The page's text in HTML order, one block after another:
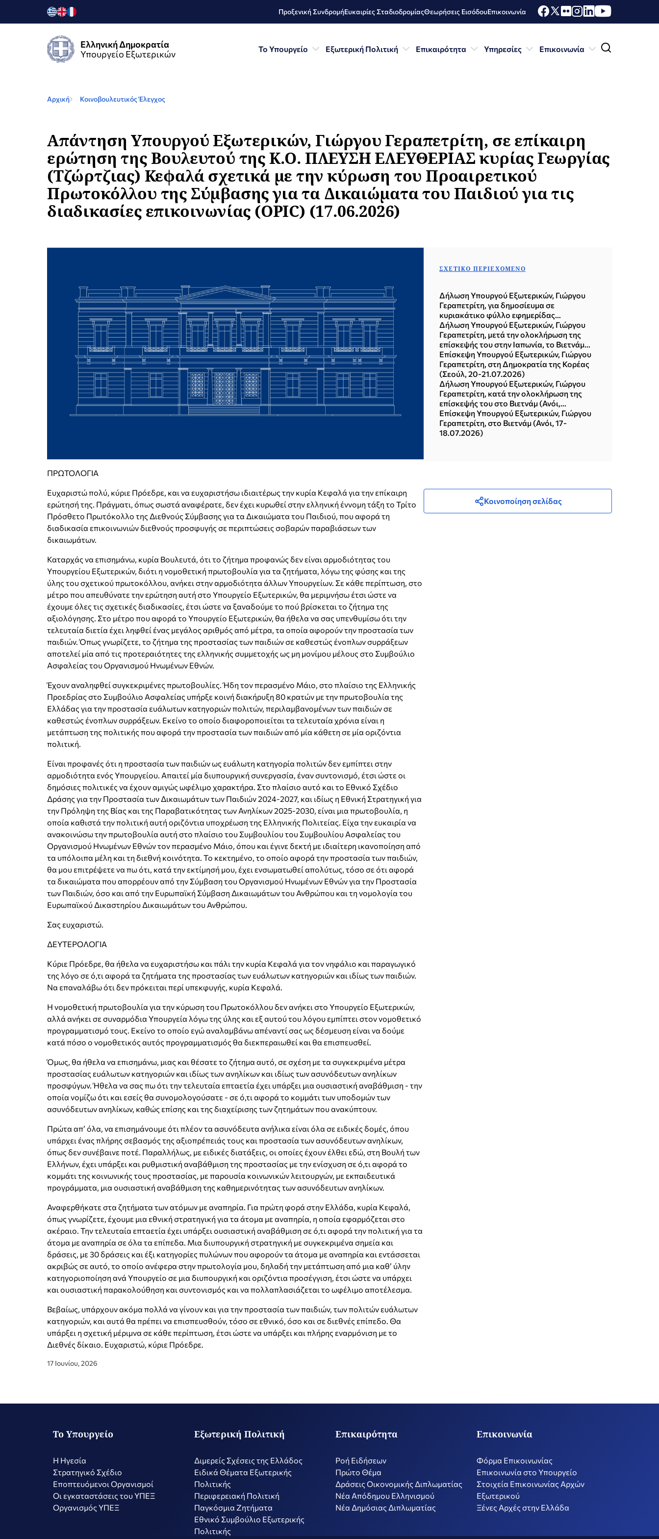
Προξενική ΣυνδρομήΕυκαιρίες ΣταδιοδρομίαςΘεωρήσεις ΕισόδουΕπικοινωνία
Ελληνική Δημοκρατία
Υπουργείο Εξωτερικών
Το Υπουργείο Εξωτερική Πολιτική Επικαιρότητα Υπηρεσίες Επικοινωνία
Αρχική Κοινοβουλευτικός Έλεγχος
Απάντηση Υπουργού Εξωτερικών, Γιώργου Γεραπετρίτη, σε επίκαιρη
ερώτηση της Βουλευτού της Κ.Ο. ΠΛΕΥΣΗ ΕΛΕΥΘΕΡΙΑΣ κυρίας Γεωργίας
(Τζώρτζιας) Κεφαλά σχετικά με την κύρωση του Προαιρετικού
Πρωτοκόλλου της Σύμβασης για τα Δικαιώματα του Παιδιού για τις
διαδικασίες επικοινωνίας (OPIC) (17.06.2026)
ΠΡΩΤΟΛΟΓΙΑ
Ευχαριστώ πολύ, κύριε Πρόεδρε, και να ευχαριστήσω ιδιαιτέρως την κυρία Κεφαλά για την επίκαιρη
ερώτησή της. Πράγματι, όπως σωστά αναφέρατε, δεν έχει κυρωθεί στην ελληνική έννομη τάξη το Τρίτο
Πρόσθετο Πρωτόκολλο της Διεθνούς Σύμβασης για τα Δικαιώματα του Παιδιού, που αφορά τη
διαδικασία επικοινωνιών διεθνούς προσφυγής σε περιπτώσεις σοβαρών παραβιάσεων των
δικαιωμάτων.
Καταρχάς να επισημάνω, κυρία Βουλευτά, ότι το ζήτημα προφανώς δεν είναι αρμοδιότητας του
Υπουργείου Εξωτερικών, διότι η νομοθετική πρωτοβουλία για τα ζητήματα, λόγω της φύσης και της
ύλης του σχετικού πρωτοκόλλου, ανήκει στην αρμοδιότητα άλλων Υπουργείων. Σε κάθε περίπτωση, στο
μέτρο που απευθύνατε την ερώτηση αυτή στο Υπουργείο Εξωτερικών, θα μεριμνήσω έτσι ώστε να
έχουμε όλες τις σχετικές διαδικασίες, έτσι ώστε να ξαναδούμε το πού βρίσκεται το ζήτημα της
αξιολόγησης. Στο μέτρο που αφορά το Υπουργείο Εξωτερικών, θα ήθελα να σας υπενθυμίσω ότι την
τελευταία διετία έχει ληφθεί ένας μεγάλος αριθμός από μέτρα, τα οποία αφορούν την προστασία των
παιδιών. Όπως γνωρίζετε, το ζήτημα της προστασίας των παιδιών σε καθεστώς ένοπλων συρράξεων
αποτελεί μία από τις προτεραιότητες της ελληνικής συμμετοχής ως μη μονίμου μέλους στο Συμβούλιο
Ασφαλείας του Οργανισμού Ηνωμένων Εθνών.
Έχουν αναληφθεί συγκεκριμένες πρωτοβουλίες. Ήδη τον περασμένο Μάιο, στο πλαίσιο της Ελληνικής
Προεδρίας στο Συμβούλιο Ασφαλείας υπήρξε κοινή διακήρυξη 80 κρατών με την πρωτοβουλία της
Ελλάδας για την προστασία ευάλωτων κατηγοριών πολιτών, περιλαμβανομένων των παιδιών σε
καθεστώς ένοπλων συρράξεων. Εκείνο το οποίο διαφοροποιείται τα τελευταία χρόνια είναι η
μετάπτωση της πολιτικής που αφορά την προστασία των παιδιών από μία κάθετη σε μία οριζόντια
πολιτική.
Είναι προφανές ότι η προστασία των παιδιών ως ευάλωτη κατηγορία πολιτών δεν εμπίπτει στην
αρμοδιότητα ενός Υπουργείου. Απαιτεί μία διυπουργική συνεργασία, έναν συντονισμό, έτσι ώστε οι
δημόσιες πολιτικές να έχουν αμιγώς ωφέλιμο χαρακτήρα. Στο πλαίσιο αυτό και το Εθνικό Σχέδιο
Δράσης για την Προστασία των Δικαιωμάτων των Παιδιών 2024-2027, και ιδίως η Εθνική Στρατηγική για
την Πρόληψη της Βίας και της Παραβατικότητας των Ανηλίκων 2025-2030, είναι μια πρωτοβουλία, η
οποία καθιστά την πολιτική αυτή οριζόντια υποχρέωση της Ελληνικής Πολιτείας. Είχα την ευκαιρία να
ανακοινώσω την πρωτοβουλία αυτή στο πλαίσιο του Συμβουλίου του Συμβουλίου Ασφαλείας του
Οργανισμού Ηνωμένων Εθνών τον περασμένο Μάιο, όπου και έγινε δεκτή με ιδιαίτερη ικανοποίηση από
τα υπόλοιπα μέλη και τη διεθνή κοινότητα. Το κεκτημένο, το οποίο αφορά την προστασία των παιδιών,
θα μου επιτρέψετε να πω ότι, κατά την εκτίμησή μου, έχει ενσωματωθεί απολύτως, τόσο σε ότι αφορά
τα δικαιώματα που απορρέουν από την Σύμβαση του Οργανισμού Ηνωμένων Εθνών για την Προστασία
των Παιδιών, όσο και από την Ευρωπαϊκή Σύμβαση Δικαιωμάτων του Ανθρώπου και τη νομολογία του
Ευρωπαϊκού Δικαστηρίου Δικαιωμάτων του Ανθρώπου.
Σας ευχαριστώ.
ΔΕΥΤΕΡΟΛΟΓΙΑ
Κύριε Πρόεδρε, θα ήθελα να ευχαριστήσω και πάλι την κυρία Κεφαλά για τον νηφάλιο και παραγωγικό
της λόγο σε ό,τι αφορά τα ζητήματα της προστασίας των ευάλωτων κατηγοριών και ιδίως των παιδιών.
Να επαναλάβω ότι δεν πρόκειται περί υπεκφυγής, κυρία Κεφαλά.
Η νομοθετική πρωτοβουλία για την κύρωση του Πρωτοκόλλου δεν ανήκει στο Υπουργείο Εξωτερικών,
αλλά ανήκει σε συναρμόδια Υπουργεία λόγω της ύλης και εξ αυτού του λόγου εμπίπτει στον νομοθετικό
προγραμματισμό τους. Εκείνο το οποίο εγώ αναλαμβάνω απέναντί σας ως δέσμευση είναι να δούμε
κατά πόσο ο νομοθετικός αυτός προγραμματισμός θα διεκπεραιωθεί και θα επισπευσθεί.
Όμως, θα ήθελα να επισημάνω, μιας και θέσατε το ζήτημα αυτό, σε σχέση με τα συγκεκριμένα μέτρα
προστασίας ευάλωτων κατηγοριών και ιδίως των ανηλίκων και ιδίως των ασυνόδευτων ανηλίκων
προσφύγων. Ήθελα να σας πω ότι την τελευταία επταετία έχει υπάρξει μια ουσιαστική αναβάθμιση - την
οποία νομίζω ότι και εσείς θα συνομολογούσατε - σε ό,τι αφορά το κομμάτι των υποδομών των
ασυνόδευτων ανηλίκων, καθώς επίσης και της διαχείρισης των ζητημάτων που ανακύπτουν.
Πρώτα απ’ όλα, να επισημάνουμε ότι πλέον τα ασυνόδευτα ανήλικα είναι όλα σε ειδικές δομές, όπου
υπάρχει ένας πλήρης σεβασμός της αξιοπρέπειάς τους και προστασία των ασυνόδευτων ανηλίκων,
όπως δεν συνέβαινε ποτέ. Παραλλήλως, με ειδικές διατάξεις, οι οποίες έχουν έλθει εδώ, στη Βουλή των
Ελλήνων, έχει υπάρξει και ρυθμιστική αναβάθμιση της προστασίας με την ενίσχυση σε ό,τι αφορά το
κομμάτι της κοινωνικής τους προστασίας, με παρουσία κοινωνικών λειτουργών, με εκπαιδευτικά
προγράμματα, μια ουσιαστική αναβάθμιση της καθημερινότητας των ασυνόδευτων ανηλίκων.
Αναφερθήκατε στα ζητήματα των ατόμων με αναπηρία. Για πρώτη φορά στην Ελλάδα, κυρία Κεφαλά,
όπως γνωρίζετε, έχουμε μια εθνική στρατηγική για τα άτομα με αναπηρία, η οποία εφαρμόζεται στο
ακέραιο. Την τελευταία επταετία έχει υπάρξει ουσιαστική αναβάθμιση σε ό,τι αφορά την πολιτική για τα
άτομα με αναπηρία σε όλα τα επίπεδα. Μια διυπουργική στρατηγική με συγκεκριμένα σημεία και
δράσεις, με 30 δράσεις και έξι κατηγορίες πυλώνων που αφορούν τα άτομα με αναπηρία και εντάσσεται
ακριβώς σε αυτό, το οποίο ανέφερα στην πρωτολογία μου, δηλαδή την μετάπτωση από μια καθ’ ύλην
κατηγοριοποίηση ανά Υπουργείο σε μια διυπουργική και οριζόντια προσέγγιση, έτσι ώστε να υπάρχει
και ουσιαστική παρακολούθηση και συντονισμός και να πολλαπλασιάζεται το ωφέλιμο αποτέλεσμα.
Βεβαίως, υπάρχουν ακόμα πολλά να γίνουν και για την προστασία των παιδιών, των πολιτών ευάλωτων
κατηγοριών, και αυτά θα πρέπει να επισπευσθούν, τόσο σε εθνικό, όσο και σε διεθνές επίπεδο. Θα
υπάρξει η σχετική μέριμνα σε κάθε περίπτωση, έτσι ώστε να υπάρξει και πλήρης εναρμόνιση με το
Διεθνές δίκαιο. Ευχαριστώ, κύριε Πρόεδρε.
17 Ιουνίου, 2026
ΣΧΕΤΙΚΌ ΠΕΡΙΕΧΌΜΕΝΟ
Δήλωση Υπουργού Εξωτερικών, Γιώργου
Γεραπετρίτη, για δημοσίευμα σε
κυριακάτικο φύλλο εφημερίδας
(02.08.2026)
Δήλωση Υπουργού Εξωτερικών, Γιώργου
Γεραπετρίτη, μετά την ολοκλήρωση της
επίσκεψής του στην Ιαπωνία, το Βιετνάμ
και τη Δημοκρατία της Κορέας (Σεούλ,
21.07.2026)
Επίσκεψη Υπουργού Εξωτερικών, Γιώργου
Γεραπετρίτη, στη Δημοκρατία της Κορέας
(Σεούλ, 20-21.07.2026)
Δήλωση Υπουργού Εξωτερικών, Γιώργου
Γεραπετρίτη, κατά την ολοκλήρωση της
επίσκεψής του στο Βιετνάμ (Ανόι,
18.07.2026)
Επίσκεψη Υπουργού Εξωτερικών, Γιώργου
Γεραπετρίτη, στο Βιετνάμ (Ανόι, 17-
18.07.2026)
Κοινοποίηση σελίδας
Το Υπουργείο
Η Ηγεσία
Στρατηγικό Σχέδιο
Εποπτευόμενοι Οργανισμοί
Οι εγκαταστάσεις του ΥΠΕΞ
Οργανισμός ΥΠΕΞ
Εξωτερική Πολιτική
Διμερείς Σχέσεις της Ελλάδος
Ειδικά Θέματα Εξωτερικής
Πολιτικής
Περιφερειακή Πολιτική
Παγκόσμια Ζητήματα
Εθνικό Συμβούλιο Εξωτερικής
Πολιτικής
Επικαιρότητα
Ροή Ειδήσεων
Πρώτο Θέμα
Δράσεις Οικονομικής Διπλωματίας
Nέα Απόδημου Ελληνισμού
Νέα Δημόσιας Διπλωματίας
Επικοινωνία
Φόρμα Επικοινωνίας
Επικοινωνία στο Υπουργείο
Στοιχεία Επικοινωνίας Αρχών
Εξωτερικού
Ξένες Αρχές στην Ελλάδα